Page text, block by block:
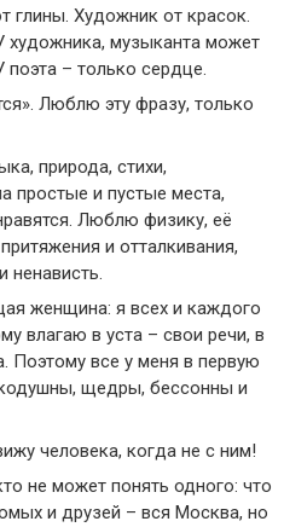
глины. Художник от красок.
художника, музыканта может
поэта – только сердце.
Люблю эту фразу, только
природа, стихи,
простые и пустые места,
Люблю физику, её
и отталкивания,
ненависть.
женщина: я всех и каждого
влагаю в уста – свои речи, в
Поэтому все у меня в первую
щедры, бессонны и
человека, когда не с ним!
не может понять одного: что
и друзей – вся Москва, но